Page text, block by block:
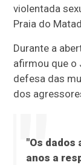
violentada
Praia do
Durante a
afirmou que o
defesa das
dos
"Os
anos a